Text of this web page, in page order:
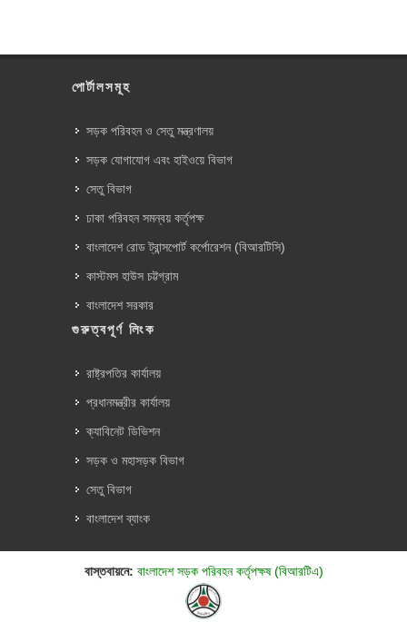
পোর্টালসমূহ
সড়ক পরিবহন ও সেতু মন্ত্রণালয়
সড়ক যোগাযোগ এবং হাইওয়ে বিভাগ
সেতু বিভাগ
ঢাকা পরিবহন সমন্বয় কর্তৃপক্ষ
বাংলাদেশ রোড ট্রান্সপোর্ট কর্পোরেশন (বিআরটিসি)
কাস্টমস হাউস চট্টগ্রাম
বাংলাদেশ সরকার
গুরুত্বপূর্ণ লিংক
রাষ্ট্রপতির কার্যালয়
প্রধানমন্ত্রীর কার্যালয়
ক্যাবিনেট ডিভিশন
সড়ক ও মহাসড়ক বিভাগ
সেতু বিভাগ
বাংলাদেশ ব্যাংক
বাস্তবায়নে: বাংলাদেশ সড়ক পরিবহন কর্তৃপক্ষ (বিআরটিএ)